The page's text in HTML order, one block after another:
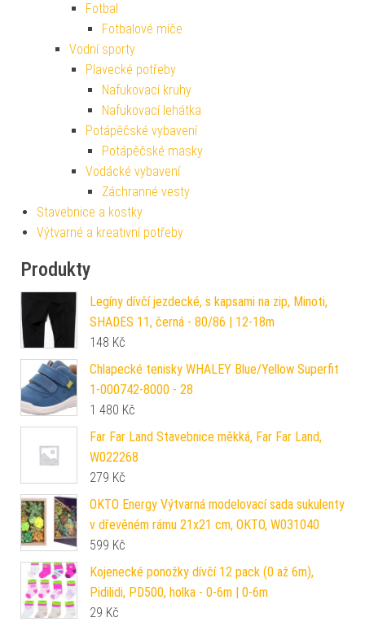
Fotbal
Fotbalové míče
Vodní sporty
Plavecké potřeby
Nafukovací kruhy
Nafukovací lehátka
Potápěčské vybavení
Potápěčské masky
Vodácké vybavení
Záchranné vesty
Stavebnice a kostky
Výtvarné a kreativní potřeby
Produkty
Legíny dívčí jezdecké, s kapsami na zip, Minoti,
SHADES 11, černá - 80/86 | 12-18m
148 Kč
Chlapecké tenisky WHALEY Blue/Yellow Superfit
1-000742-8000 - 28
1 480 Kč
Far Far Land Stavebnice měkká, Far Far Land,
W022268
279 Kč
OKTO Energy Výtvarná modelovací sada sukulenty
v dřevěném rámu 21x21 cm, OKTO, W031040
599 Kč
Kojenecké ponožky dívčí 12 pack (0 až 6m),
Pidilidi, PD500, holka - 0-6m | 0-6m
29 Kč